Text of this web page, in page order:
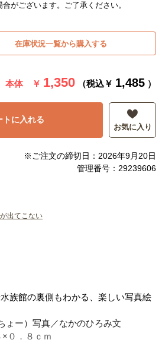
がございます。ご了承ください。
在庫状況一覧から購入する
本体 ￥ 1,350 （税込￥ 1,485 ）
トに入れる
お気に入り
※ご注文の締切日：2026年9月20日
管理番号：29239606
出てこない
族館の裏側もわかる、楽しい写真絵
ょー）写真／なかのひろみ文
０．８ｃｍ